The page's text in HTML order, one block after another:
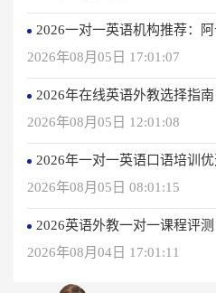
2026一对一英语机构推荐：
2026年08月05日 17:01:07
2026年在线英语外教选择指
2026年08月05日 12:01:08
2026年一对一英语口语培训
2026年08月05日 08:01:15
2026英语外教一对一课程评
2026年08月04日 17:01:11